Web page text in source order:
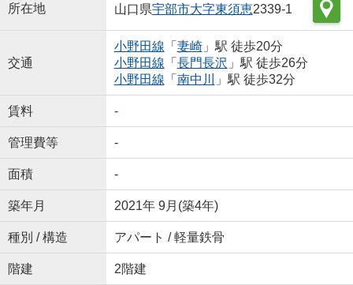
所在地 山口県宇部市大字東須恵2339-1
交通
小野田線 「 妻崎」駅 徒歩20分
小野田線 「 長門長沢 」駅 徒歩26分
小野田線 「 南中川 」駅 徒歩32分
賃料 -
管理費等 -
面積 -
築年月 2021年 9月(築4年)
種別 / 構造 アパート / 軽量鉄骨
階建 2階建